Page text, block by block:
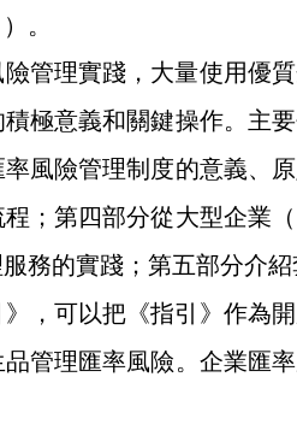
。
險管理實踐，大量使用優
極意義和關鍵操作。主
風險管理制度的意義、
；第四部分從大型企業
務的實踐；第五部分介
，可以把 《指引》 作為
管理匯率風險。企業匯